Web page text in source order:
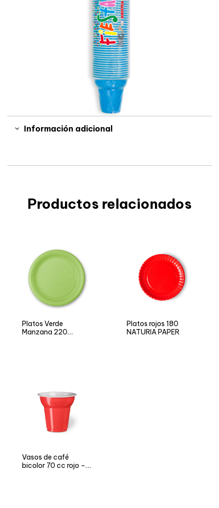
Información adicional
Productos relacionados
Platos Verde
Manzana 220
Platos rojos 180
NATURIA PAPER
Vasos de café
bicolor 70 cc rojo –